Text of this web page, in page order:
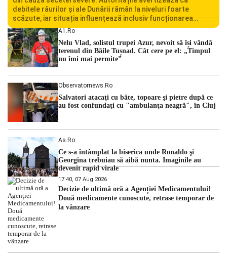
debitele râurilor și ale Dunării rămân la niveluri foarte
scăzute, iar situația influențează inclusiv funcționarea
Centralei Nucleare de la Cernavodă. România se confruntă
cu una dintre cele mai dificile perioade din punct de vedere
hidrologic din ultimii ani. Lipsa […]
A1.ro
Nelu Vlad, solistul trupei Azur, nevoit să își vândă
terenul din Băile Tușnad. Cât cere pe el: „Timpul
nu îmi mai permite”
Observatornews.ro
Salvatori atacaţi cu bâte, topoare şi pietre după ce
au fost confundaţi cu "ambulanţa neagră", în Cluj
As.ro
Ce s-a întâmplat la biserica unde Ronaldo şi
Georgina trebuiau să aibă nunta. Imaginile au
devenit rapid virale
17:40, 07 Aug 2026
Decizie de ultimă oră a Agenției Medicamentului!
Două medicamente cunoscute, retrase temporar de
la vânzare